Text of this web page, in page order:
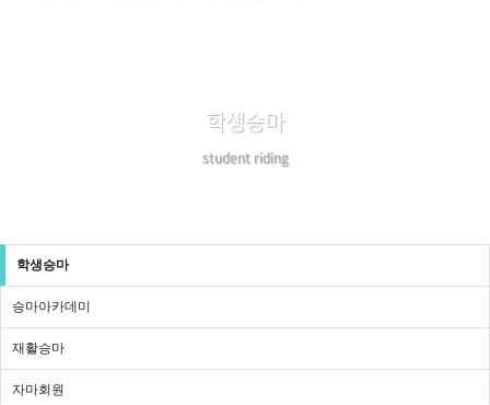
학생승마
student riding
학생승마
승마아카데미
재활승마
자마회원